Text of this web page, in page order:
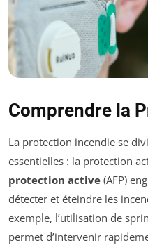
Comprendre la
La protection incendie se
essentielles : la protection
protection active (AFP)
détecter et éteindre les
exemple, l’utilisation de
permet d’intervenir